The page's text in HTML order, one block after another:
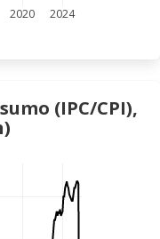
2020 2024
(IPC/CPI),